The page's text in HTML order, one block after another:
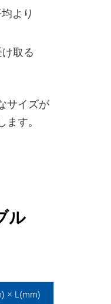
より
取る
サイズが
す。
ル
× L(mm)